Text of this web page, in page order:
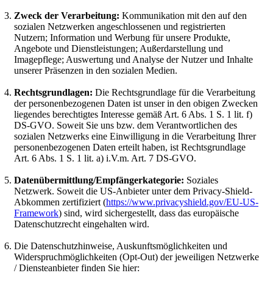
Zweck der Verarbeitung: Kommunikation mit den auf den
sozialen Netzwerken angeschlossenen und registrierten
Nutzern; Information und Werbung für unsere Produkte,
Angebote und Dienstleistungen; Außerdarstellung und
Imagepflege; Auswertung und Analyse der Nutzer und Inhalte
unserer Präsenzen in den sozialen Medien.
Rechtsgrundlagen: Die Rechtsgrundlage für die Verarbeitung
der personenbezogenen Daten ist unser in den obigen Zwecken
liegendes berechtigtes Interesse gemäß Art. 6 Abs. 1 S. 1 lit. f)
DS-GVO. Soweit Sie uns bzw. dem Verantwortlichen des
sozialen Netzwerks eine Einwilligung in die Verarbeitung Ihrer
personenbezogenen Daten erteilt haben, ist Rechtsgrundlage
Art. 6 Abs. 1 S. 1 lit. a) i.V.m. Art. 7 DS-GVO.
Datenübermittlung/Empfängerkategorie: Soziales
Netzwerk. Soweit die US-Anbieter unter dem Privacy-Shield-
Abkommen zertifiziert (https://www.privacyshield.gov/EU-US-
Framework) sind, wird sichergestellt, dass das europäische
Datenschutzrecht eingehalten wird.
Die Datenschutzhinweise, Auskunftsmöglichkeiten und
Widerspruchmöglichkeiten (Opt-Out) der jeweiligen Netzwerke
/ Diensteanbieter finden Sie hier: